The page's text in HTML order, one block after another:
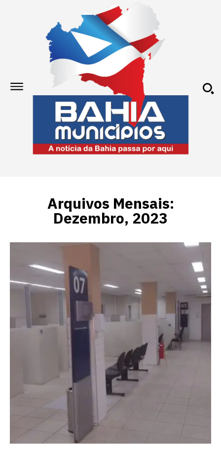
Arquivos Mensais:
Dezembro, 2023